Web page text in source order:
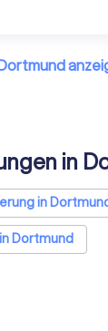
in
in
Dortmund